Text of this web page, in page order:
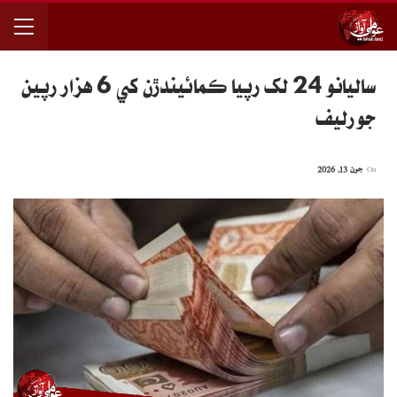
ساليانو 24 لک رپيا ڪمائيندڙن کي 6 هزار رپين
جو رليف